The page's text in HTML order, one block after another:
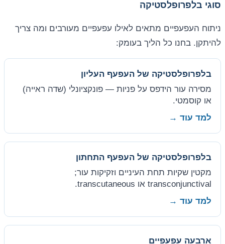
סוגי בלפרופלסטיקה
ניתוח העפעפיים מתאים לאילו עפעפיים מעורבים ומה צריך
להיתקן. בחנו כל הליך בעומק:
בלפרופלסטיקה של העפעף העליון
מסירה עור הידפס על פניות — פונקציונלי (שדה ראייה)
או קוסמטי.
למד עוד →
בלפרופלסטיקה של העפעף התחתון
מקטין שקיות תחת העיניים וזקיקות עור;
transconjunctival או transcutaneous.
למד עוד →
ארבעה עפעפיים